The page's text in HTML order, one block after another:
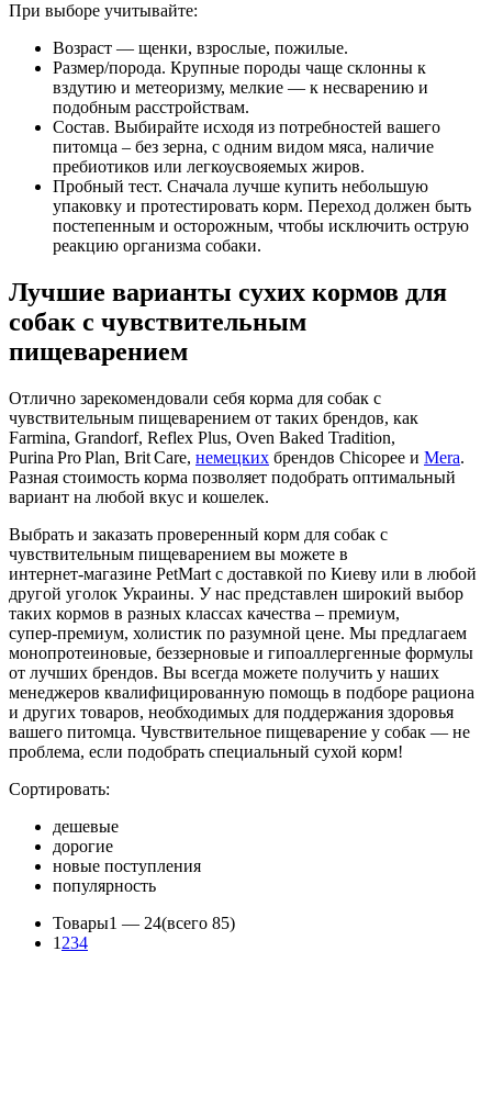
При выборе учитывайте:
Возраст — щенки, взрослые, пожилые.
Размер/порода. Крупные породы чаще склонны к
вздутию и метеоризму, мелкие — к несварению и
подобным расстройствам.
Состав. Выбирайте исходя из потребностей вашего
питомца – без зерна, с одним видом мяса, наличие
пребиотиков или легкоусвояемых жиров.
Пробный тест. Сначала лучше купить небольшую
упаковку и протестировать корм. Переход должен быть
постепенным и осторожным, чтобы исключить острую
реакцию организма собаки.
Лучшие варианты сухих кормов для
собак с чувствительным
пищеварением
Отлично зарекомендовали себя корма для собак с
чувствительным пищеварением от таких брендов, как
Farmina, Grandorf, Reflex Plus, Oven Baked Tradition,
Purina Pro Plan, Brit Care, немецких брендов Chicopee и Mera.
Разная стоимость корма позволяет подобрать оптимальный
вариант на любой вкус и кошелек.
Выбрать и заказать проверенный корм для собак с
чувствительным пищеварением вы можете в
интернет‑магазине PetMart с доставкой по Киеву или в любой
другой уголок Украины. У нас представлен широкий выбор
таких кормов в разных классах качества – премиум,
супер‑премиум, холистик по разумной цене. Мы предлагаем
монопротеиновые, беззерновые и гипоаллергенные формулы
от лучших брендов. Вы всегда можете получить у наших
менеджеров квалифицированную помощь в подборе рациона
и других товаров, необходимых для поддержания здоровья
вашего питомца. Чувствительное пищеварение у собак — не
проблема, если подобрать специальный сухой корм!
Сортировать:
дешевые
дорогие
новые поступления
популярность
Товары1 — 24(всего 85)
1 234